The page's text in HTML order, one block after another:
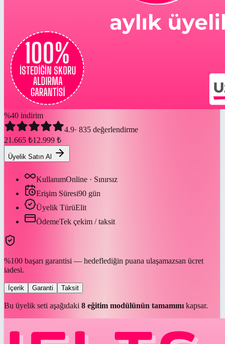
%40 indirim
4.9· 835 değerlendirme
21.665 ₺12.999 ₺
Üyelik Satın Al
KullanımOnline · Sınırsız
Erişim Süresi90 gün
Üyelik TürüElit
ÖdemeTek çekim / taksit
%100 başarı garantisi — hedeflediğin puana ulaşamazsan ücret
iadesi.
İçerik Garanti Taksit
Bu üyelik seti aşağıdaki 8 eğitim modülünün tamamını kapsar.